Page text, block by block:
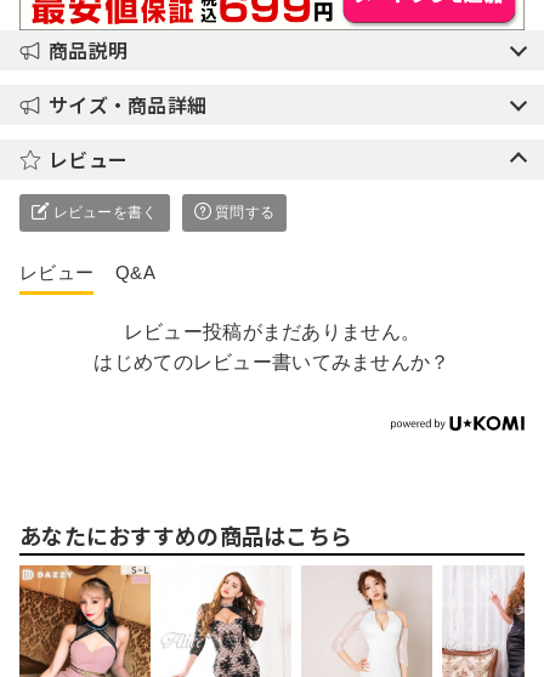
商品説明
サイズ・商品詳細
レビュー
レビューを書く 質問する
レビュー Q&A
レビュー投稿がまだありません。
はじめてのレビュー書いてみませんか？
あなたにおすすめの商品はこちら